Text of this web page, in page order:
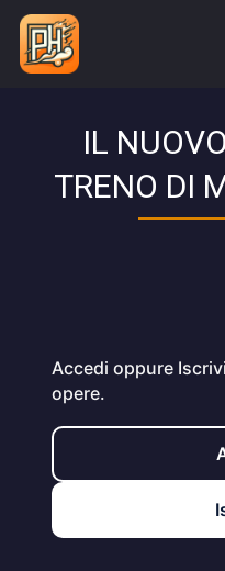
IL
TRENO DI
Accedi oppure
opere.